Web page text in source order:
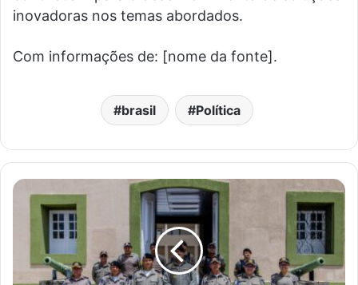
inovadoras nos temas abordados.
Com informações de: [nome da fonte].
brasil Política